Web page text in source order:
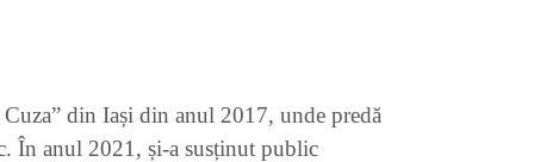
din Iași din anul 2017, unde predă
În anul 2021, și-a susținut public